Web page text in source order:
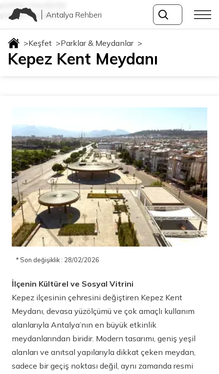
parklar-meydanlar
parklar-meydanlarAntalya Rehberi
>Keşfet >Parklar & Meydanlar >
Kepez Kent Meydanı
* Son değişiklik : 28/02/2026
İlçenin Kültürel ve Sosyal Vitrini
Kepez ilçesinin çehresini değiştiren Kepez Kent
Meydanı, devasa yüzölçümü ve çok amaçlı kullanım
alanlarıyla Antalya’nın en büyük etkinlik
meydanlarından biridir. Modern tasarımı, geniş yeşil
alanları ve anıtsal yapılarıyla dikkat çeken meydan,
sadece bir geçiş noktası değil, aynı zamanda resmi